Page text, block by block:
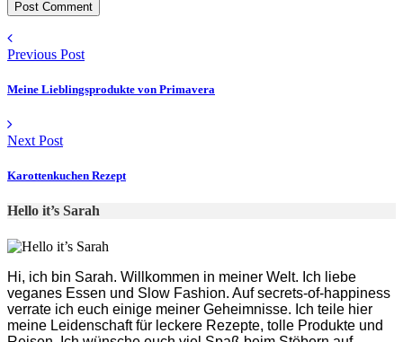
Previous Post
Meine Lieblingsprodukte von Primavera
Next Post
Karottenkuchen Rezept
Hello it’s Sarah
Hi, ich bin Sarah. Willkommen in meiner Welt. Ich liebe
veganes Essen und Slow Fashion. Auf secrets-of-happiness
verrate ich euch einige meiner Geheimnisse. Ich teile hier
meine Leidenschaft für leckere Rezepte, tolle Produkte und